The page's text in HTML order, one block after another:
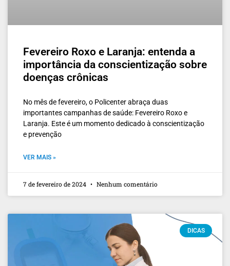
Fevereiro Roxo e Laranja: entenda a
importância da conscientização sobre
doenças crônicas
No mês de fevereiro, o Policenter abraça duas
importantes campanhas de saúde: Fevereiro Roxo e
Laranja. Este é um momento dedicado à conscientização
e prevenção
VER MAIS »
7 de fevereiro de 2024 Nenhum comentário
DICAS